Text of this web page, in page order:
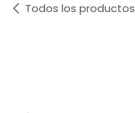
Todos los productos